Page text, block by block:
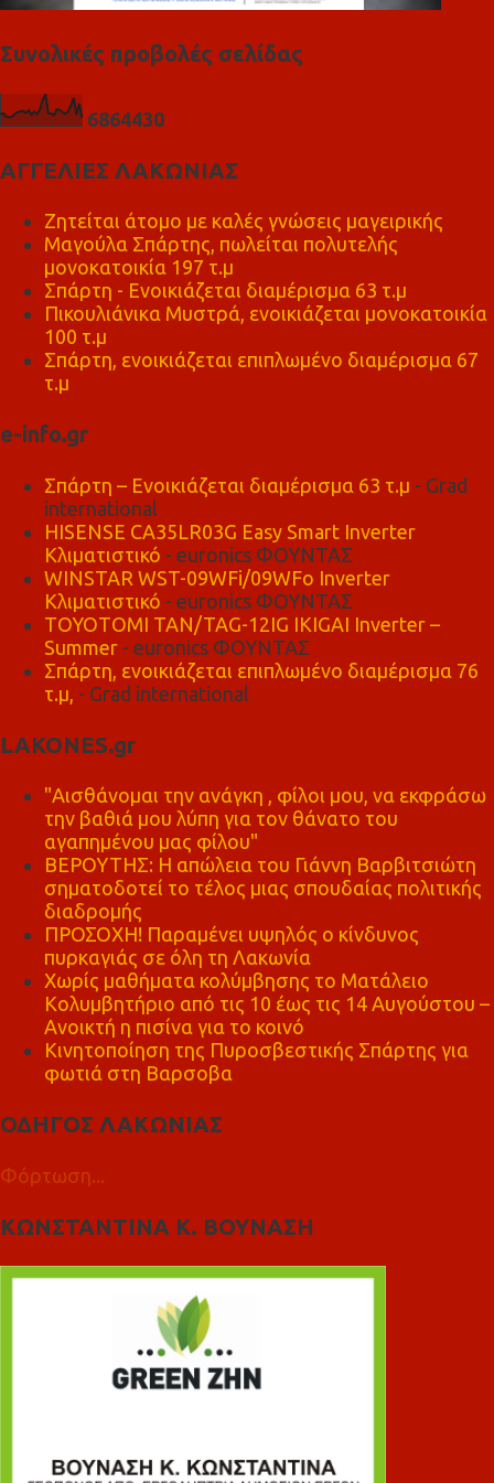
Συνολικές προβολές σελίδας
6864430
ΑΓΓΕΛΙΕΣ ΛΑΚΩΝΙΑΣ
Ζητείται άτομο με καλές γνώσεις μαγειρικής
Μαγούλα Σπάρτης, πωλείται πολυτελής
μονοκατοικία 197 τ.μ
Σπάρτη - Ενοικιάζεται διαμέρισμα 63 τ.μ
Πικουλιάνικα Μυστρά, ενοικιάζεται μονοκατοικία
100 τ.μ
Σπάρτη, ενοικιάζεται επιπλωμένο διαμέρισμα 67
τ.μ
e-info.gr
Σπάρτη – Ενοικιάζεται διαμέρισμα 63 τ.μ - Grad
international
HISENSE CA35LR03G Easy Smart Inverter
Κλιματιστικό - euronics ΦΟΥΝΤΑΣ
WINSTAR WST-09WFi/09WFo Inverter
Κλιματιστικό - euronics ΦΟΥΝΤΑΣ
TOYOTOMI TAN/TAG-12IG IKIGAI Inverter –
Summer - euronics ΦΟΥΝΤΑΣ
Σπάρτη, ενοικιάζεται επιπλωμένο διαμέρισμα 76
τ.μ, - Grad international
LAKONES.gr
"Αισθάνομαι την ανάγκη , φίλοι μου, να εκφράσω
την βαθιά μου λύπη για τον θάνατο του
αγαπημένου μας φίλου"
ΒΕΡΟΥΤΗΣ: Η απώλεια του Γιάννη Βαρβιτσιώτη
σηματοδοτεί το τέλος μιας σπουδαίας πολιτικής
διαδρομής
ΠΡΟΣΟΧΗ! Παραμένει υψηλός ο κίνδυνος
πυρκαγιάς σε όλη τη Λακωνία
Χωρίς μαθήματα κολύμβησης το Ματάλειο
Κολυμβητήριο από τις 10 έως τις 14 Αυγούστου –
Ανοικτή η πισίνα για το κοινό
Κινητοποίηση της Πυροσβεστικής Σπάρτης για
φωτιά στη Βαρσοβα
ΟΔΗΓΟΣ ΛΑΚΩΝΙΑΣ
Φόρτωση...
ΚΩΝΣΤΑΝΤΙΝΑ Κ. ΒΟΥΝΑΣΗ